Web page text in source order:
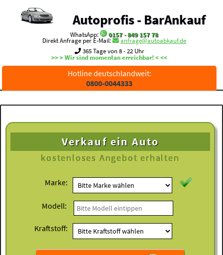
Autoprofis - BarAnkauf
WhatsApp:
0157 - 849 157 78
Direkt Anfrage per E-Mail:
anfrage@autoabkauf.de
365 Tage von 8 - 22 Uhr
>> > Wir sind momentan erreichbar! < <<
Hotline deutschlandweit:
0800-0044333
Verkauf ein Auto
kostenloses Angebot erhalten
Marke:
Modell:
Kraftstoff: